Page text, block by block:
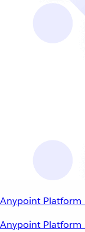
Anypoint Platform
Anypoint Platform